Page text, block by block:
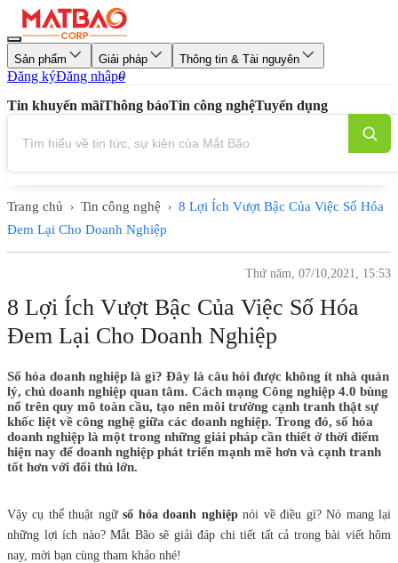
Sản phẩm Giải pháp Thông tin & Tài nguyên
Đăng kýĐăng nhập0
Tin khuyến mãiThông báoTin công nghệTuyển dụng
Trang chủ › Tin công nghệ › 8 Lợi Ích Vượt Bậc Của Việc Số Hóa
Đem Lại Cho Doanh Nghiệp
Thứ năm, 07/10,2021, 15:53
8 Lợi Ích Vượt Bậc Của Việc Số Hóa
Đem Lại Cho Doanh Nghiệp
Số hóa doanh nghiệp là gì? Đây là câu hỏi được không ít nhà quản
lý, chủ doanh nghiệp quan tâm. Cách mạng Công nghiệp 4.0 bùng
nổ trên quy mô toàn cầu, tạo nên môi trường cạnh tranh thật sự
khốc liệt về công nghệ giữa các doanh nghiệp. Trong đó, số hóa
doanh nghiệp là một trong những giải pháp cần thiết ở thời điểm
hiện nay để doanh nghiệp phát triển mạnh mẽ hơn và cạnh tranh
tốt hơn với đối thủ lớn.
Vậy cụ thể thuật ngữsố hóa doanh nghiệpnói về điều gì? Nó mang lại
những lợi ích nào? Mắt Bão sẽ giải đáp chi tiết tất cả trong bài viết hôm
nay, mời bạn cùng tham khảo nhé!